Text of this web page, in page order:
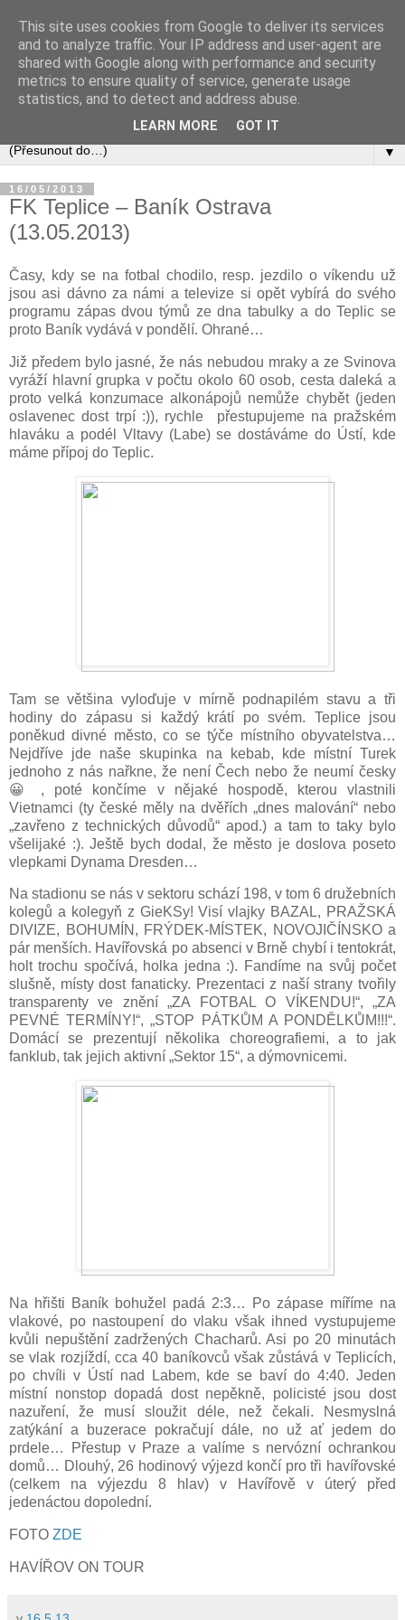
▼
16/05/2013
FK Teplice – Baník Ostrava
(13.05.2013)
Časy, kdy se na fotbal chodilo, resp. jezdilo o víkendu už
jsou asi dávno za námi a televize si opět vybírá do svého
programu zápas dvou týmů ze dna tabulky a do Teplic se
proto Baník vydává v pondělí. Ohrané…
Již předem bylo jasné, že nás nebudou mraky a ze Svinova
vyráží hlavní grupka v počtu okolo 60 osob, cesta daleká a
proto velká konzumace alkonápojů nemůže chybět (jeden
oslavenec dost trpí :)), rychle přestupujeme na pražském
hlaváku a podél Vltavy (Labe) se dostáváme do Ústí, kde
máme přípoj do Teplic.
Tam se většina vyloďuje v mírně podnapilém stavu a tři
hodiny do zápasu si každý krátí po svém. Teplice jsou
poněkud divné město, co se týče místního obyvatelstva…
Nejdříve jde naše skupinka na kebab, kde místní Turek
jednoho z nás nařkne, že není Čech nebo že neumí česky
😀 , poté končíme v nějaké hospodě, kterou vlastnili
Vietnamci (ty české měly na dvěřích „dnes malování“ nebo
„zavřeno z technických důvodů“ apod.) a tam to taky bylo
všelijaké :). Ještě bych dodal, že město je doslova poseto
vlepkami Dynama Dresden…
Na stadionu se nás v sektoru schází 198, v tom 6 družebních
kolegů a kolegyň z GieKSy! Visí vlajky BAZAL, PRAŽSKÁ
DIVIZE, BOHUMÍN, FRÝDEK-MÍSTEK, NOVOJIČÍNSKO a
pár menších. Havířovská po absenci v Brně chybí i tentokrát,
holt trochu spočívá, holka jedna :). Fandíme na svůj počet
slušně, místy dost fanaticky. Prezentaci z naší strany tvořily
transparenty ve znění „ZA FOTBAL O VÍKENDU!“, „ZA
PEVNÉ TERMÍNY!“, „STOP PÁTKŮM A PONDĚLKŮM!!!“.
Domácí se prezentují několika choreografiemi, a to jak
fanklub, tak jejich aktivní „Sektor 15“, a dýmovnicemi.
Na hřišti Baník bohužel padá 2:3… Po zápase míříme na
vlakové, po nastoupení do vlaku však ihned vystupujeme
kvůli nepuštění zadržených Chacharů. Asi po 20 minutách
se vlak rozjíždí, cca 40 baníkovců však zůstává v Teplicích,
po chvíli v Ústí nad Labem, kde se baví do 4:40. Jeden
místní nonstop dopadá dost nepěkně, policisté jsou dost
nazuření, že musí sloužit déle, než čekali. Nesmyslná
zatýkání a buzerace pokračují dále, no už ať jedem do
prdele… Přestup v Praze a valíme s nervózní ochrankou
domů… Dlouhý, 26 hodinový výjezd končí pro tři havířovské
(celkem na výjezdu 8 hlav) v Havířově v úterý před
jedenáctou dopolední.
FOTO ZDE
HAVÍŘOV ON TOUR
This site uses cookies from Google to deliver its services
and to analyze traffic. Your IP address and user-agent are
shared with Google along with performance and security
metrics to ensure quality of service, generate usage
statistics, and to detect and address abuse.
LEARN MORE GOT IT